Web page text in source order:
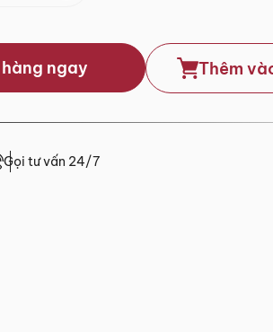
hàng ngay Thêm
Gọi tư vấn 24/7